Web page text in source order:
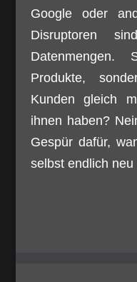
Google oder
Disruptoren
Produkte,
Kunden gleich
ihnen haben?
Gespür dafür,
selbst endlich neu